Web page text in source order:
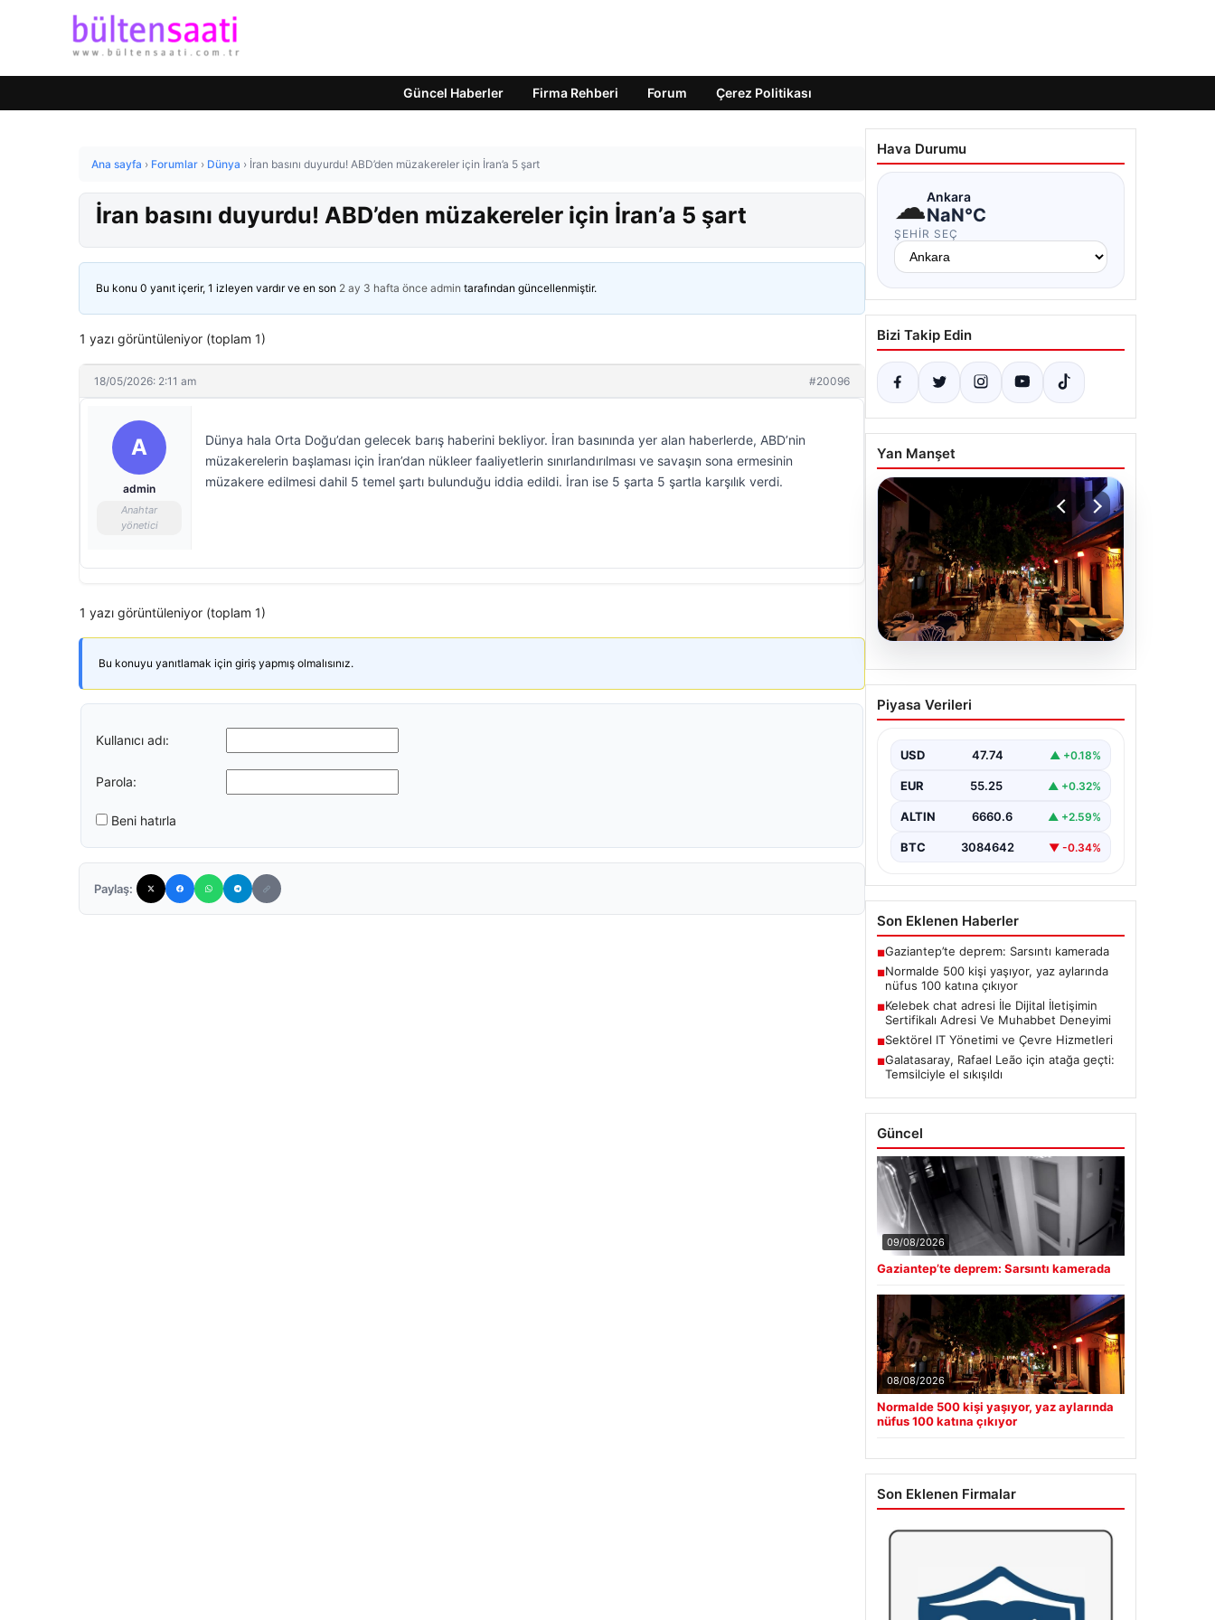
Güncel Haberler Firma Rehberi Forum Çerez Politikası
Ana sayfa › Forumlar › Dünya › İran basını duyurdu! ABD’den müzakereler için İran’a 5 şart
İran basını duyurdu! ABD’den müzakereler için İran’a 5 şart
Bu konu 0 yanıt içerir, 1 izleyen vardır ve en son 2 ay 3 hafta önce admin tarafından güncellenmiştir.
1 yazı görüntüleniyor (toplam 1)
18/05/2026: 2:11 am #20096
A
admin
Anahtar
yönetici
Dünya hala Orta Doğu’dan gelecek barış haberini bekliyor. İran basınında yer alan haberlerde, ABD’nin
müzakerelerin başlaması için İran’dan nükleer faaliyetlerin sınırlandırılması ve savaşın sona ermesinin
müzakere edilmesi dahil 5 temel şartı bulunduğu iddia edildi. İran ise 5 şarta 5 şartla karşılık verdi.
1 yazı görüntüleniyor (toplam 1)
Bu konuyu yanıtlamak için giriş yapmış olmalısınız.
Kullanıcı adı:
Parola:
Beni hatırla
Paylaş:
Hava Durumu
☁Ankara
NaN°C
ŞEHIR SEÇ
Bizi Takip Edin
Yan Manşet
08.08.2026
Normalde 500 kişi
yaşıyor, yaz aylarında
Piyasa Verileri
USD 47.74 ▲ +0.18%
EUR 55.25 ▲ +0.32%
ALTIN 6660.6 ▲ +2.59%
BTC 3084642 ▼ -0.34%
Son Eklenen Haberler
■Gaziantep’te deprem: Sarsıntı kamerada
■Normalde 500 kişi yaşıyor, yaz aylarında
nüfus 100 katına çıkıyor
■Kelebek chat adresi İle Dijital İletişimin
Sertifikalı Adresi Ve Muhabbet Deneyimi
■Sektörel IT Yönetimi ve Çevre Hizmetleri
■Galatasaray, Rafael Leão için atağa geçti:
Temsilciyle el sıkışıldı
Güncel
09/08/2026
Gaziantep’te deprem: Sarsıntı kamerada
08/08/2026
Normalde 500 kişi yaşıyor, yaz aylarında
nüfus 100 katına çıkıyor
Son Eklenen Firmalar